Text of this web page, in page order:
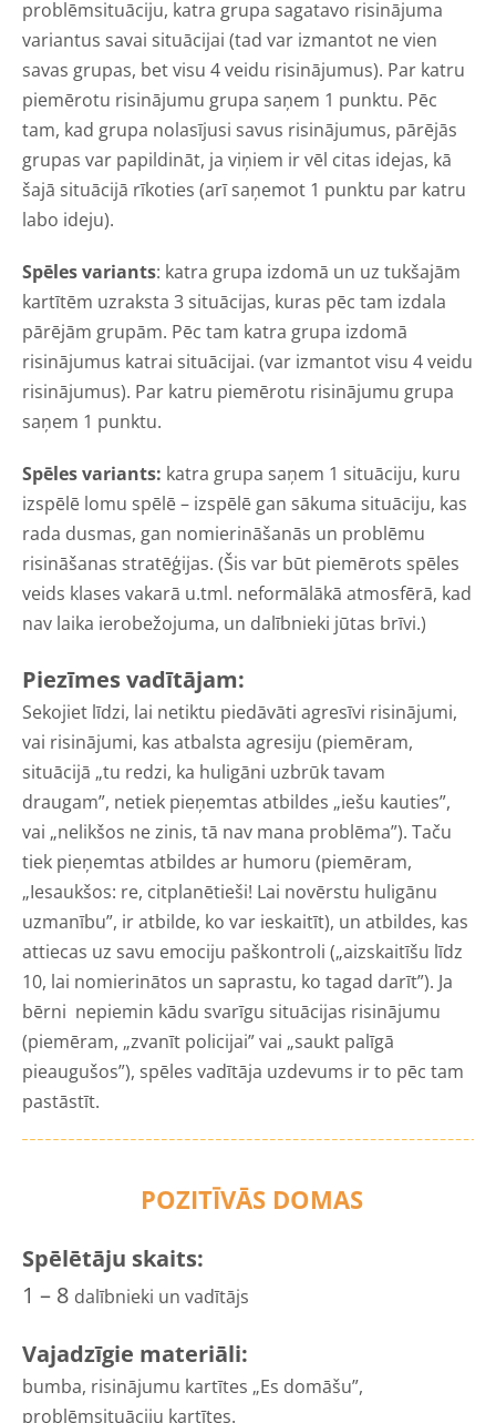
problēmsituāciju, katra grupa sagatavo risinājuma
variantus savai situācijai (tad var izmantot ne vien
savas grupas, bet visu 4 veidu risinājumus). Par katru
piemērotu risinājumu grupa saņem 1 punktu. Pēc
tam, kad grupa nolasījusi savus risinājumus, pārējās
grupas var papildināt, ja viņiem ir vēl citas idejas, kā
šajā situācijā rīkoties (arī saņemot 1 punktu par katru
labo ideju).
Spēles variants: katra grupa izdomā un uz tukšajām
kartītēm uzraksta 3 situācijas, kuras pēc tam izdala
pārējām grupām. Pēc tam katra grupa izdomā
risinājumus katrai situācijai. (var izmantot visu 4 veidu
risinājumus). Par katru piemērotu risinājumu grupa
saņem 1 punktu.
Spēles variants: katra grupa saņem 1 situāciju, kuru
izspēlē lomu spēlē – izspēlē gan sākuma situāciju, kas
rada dusmas, gan nomierināšanās un problēmu
risināšanas stratēģijas. (Šis var būt piemērots spēles
veids klases vakarā u.tml. neformālākā atmosfērā, kad
nav laika ierobežojuma, un dalībnieki jūtas brīvi.)
Piezīmes vadītājam:
Sekojiet līdzi, lai netiktu piedāvāti agresīvi risinājumi,
vai risinājumi, kas atbalsta agresiju (piemēram,
situācijā „tu redzi, ka huligāni uzbrūk tavam
draugam”, netiek pieņemtas atbildes „iešu kauties”,
vai „nelikšos ne zinis, tā nav mana problēma”). Taču
tiek pieņemtas atbildes ar humoru (piemēram,
„Iesaukšos: re, citplanētieši! Lai novērstu huligānu
uzmanību”, ir atbilde, ko var ieskaitīt), un atbildes, kas
attiecas uz savu emociju paškontroli („aizskaitīšu līdz
10, lai nomierinātos un saprastu, ko tagad darīt”). Ja
bērni nepiemin kādu svarīgu situācijas risinājumu
(piemēram, „zvanīt policijai” vai „saukt palīgā
pieaugušos”), spēles vadītāja uzdevums ir to pēc tam
pastāstīt.
POZITĪVĀS DOMAS
Spēlētāju skaits:
1 – 8 dalībnieki un vadītājs
Vajadzīgie materiāli:
bumba, risinājumu kartītes „Es domāšu”,
problēmsituāciju kartītes.